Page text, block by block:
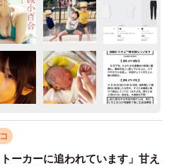
トーカーに追われています」甘え